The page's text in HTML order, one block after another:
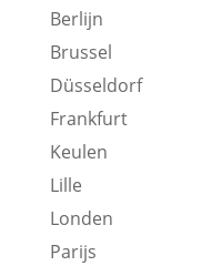
Berlijn
Brussel
Düsseldorf
Frankfurt
Keulen
Lille
Londen
Parijs